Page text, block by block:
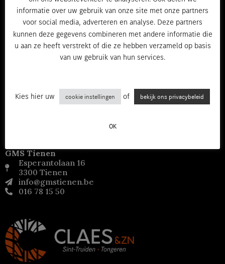
GMS Leuven
Ambachtenlaan 4
GMS Tienen
Esperantolaan 16
3300 Tienen
info@gmstienen.be
016 78 15 50
informatie over uw gebruik van onze site met onze partners
voor social media, adverteren en analyse. Deze partners
kunnen deze gegevens combineren met andere informatie die
u aan ze heeft verstrekt of die ze hebben verzameld op basis
van uw gebruik van hun services.
Kies hier uw cookie instellingen of bekijk ons privacybeleid
OK